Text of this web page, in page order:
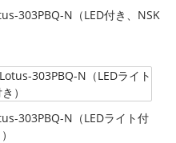
303PBQ-N（LED付き、NSK
303PBQ-N（LEDライト付